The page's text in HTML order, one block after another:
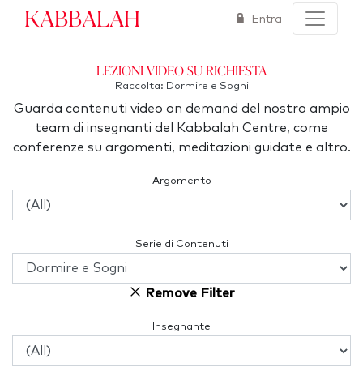
Kabbalah Entra
Lezioni video su richiesta
Raccolta: Dormire e Sogni
Guarda contenuti video on demand del nostro ampio
team di insegnanti del Kabbalah Centre, come
conferenze su argomenti, meditazioni guidate e altro.
Argomento
Serie di Contenuti
Remove Filter
Insegnante